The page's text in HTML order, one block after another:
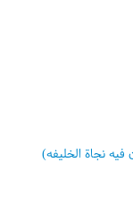
نجاة الخليفه)